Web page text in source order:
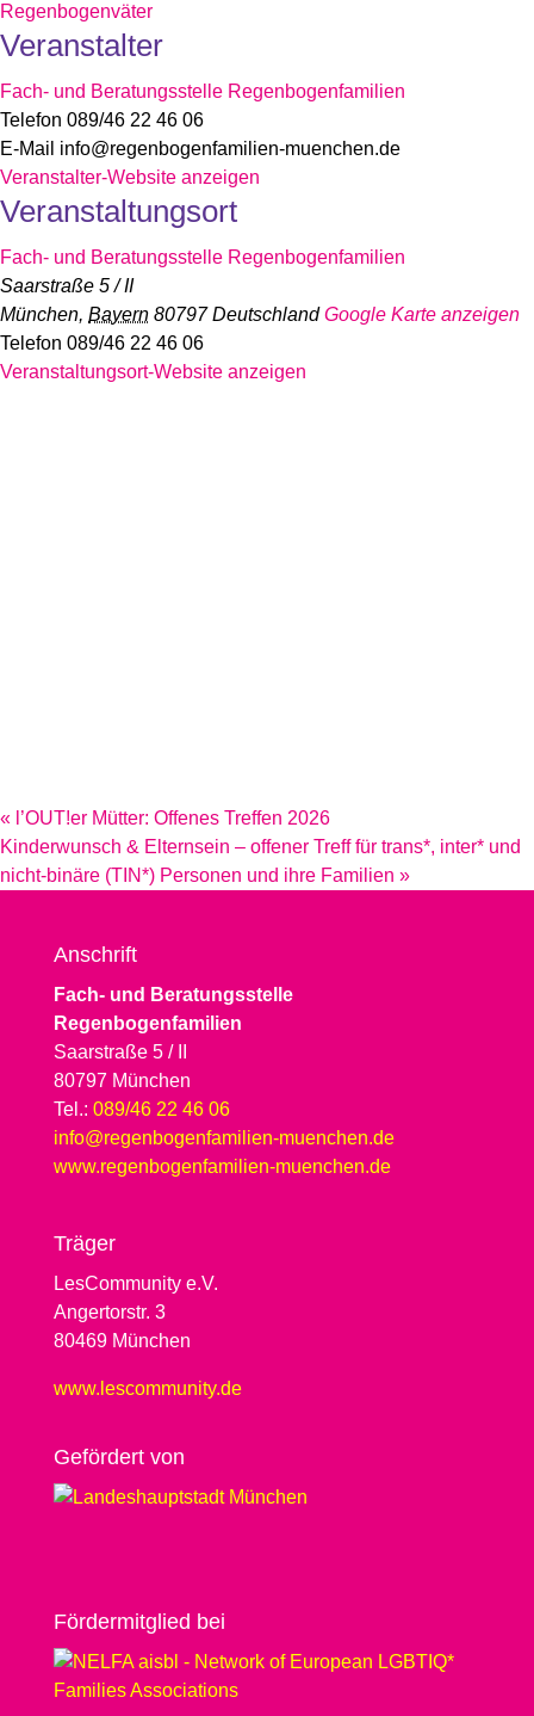
Regenbogenväter
Veranstalter
Fach- und Beratungsstelle Regenbogenfamilien
Telefon 089/46 22 46 06
E-Mail info@regenbogenfamilien-muenchen.de
Veranstalter-Website anzeigen
Veranstaltungsort
Fach- und Beratungsstelle Regenbogenfamilien
Saarstraße 5 / II
München, Bayern 80797 Deutschland Google Karte anzeigen
Telefon 089/46 22 46 06
Veranstaltungsort-Website anzeigen
« l’OUT!er Mütter: Offenes Treffen 2026
Kinderwunsch & Elternsein – offener Treff für trans*, inter* und
nicht-binäre (TIN*) Personen und ihre Familien »
Anschrift
Fach- und Beratungsstelle
Regenbogenfamilien
Saarstraße 5 / II
80797 München
Tel.: 089/46 22 46 06
info@regenbogenfamilien-muenchen.de
www.regenbogenfamilien-muenchen.de
Träger
LesCommunity e.V.
Angertorstr. 3
80469 München
www.lescommunity.de
Geför­dert von
Förder­­mit­glied bei